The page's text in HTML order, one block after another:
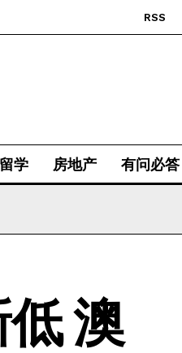
RSS
留学 房地产 有问必答
澳